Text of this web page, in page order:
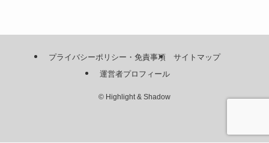
プライバシーポリシー・免責事項
サイトマップ
運営者プロフィール
© Highlight & Shadow